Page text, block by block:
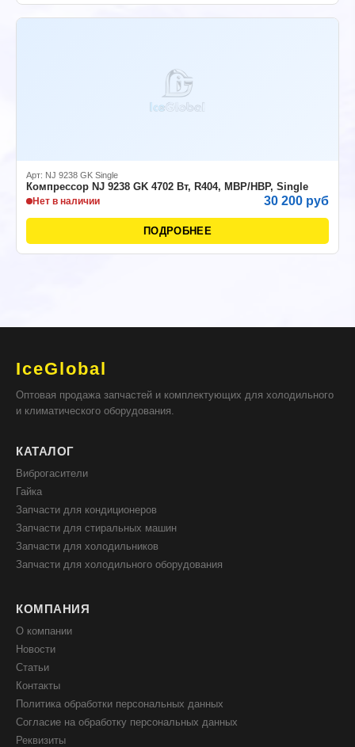
Арт: NJ 9238 GK Single
Компрессор NJ 9238 GK 4702 Вт, R404, MBP/HBP, Single
Нет в наличии 30 200 руб
ПОДРОБНЕЕ
IceGlobal
Оптовая продажа запчастей и комплектующих для холодильного
и климатического оборудования.
КАТАЛОГ
Виброгасители
Гайка
Запчасти для кондиционеров
Запчасти для стиральных машин
Запчасти для холодильников
Запчасти для холодильного оборудования
КОМПАНИЯ
О компании
Новости
Статьи
Контакты
Политика обработки персональных данных
Согласие на обработку персональных данных
Реквизиты